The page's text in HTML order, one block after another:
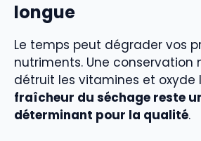
longue
Le temps peut dégrader vos
nutriments. Une conservation
détruit les vitamines et oxyde
fraîcheur du séchage reste
déterminant pour la qualité.